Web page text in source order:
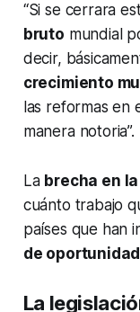
“Si se cerrara
bruto mundial
decir,
crecimiento
las reformas en
manera notoria”.
La brecha en
cuánto trabajo
países que han
de
La